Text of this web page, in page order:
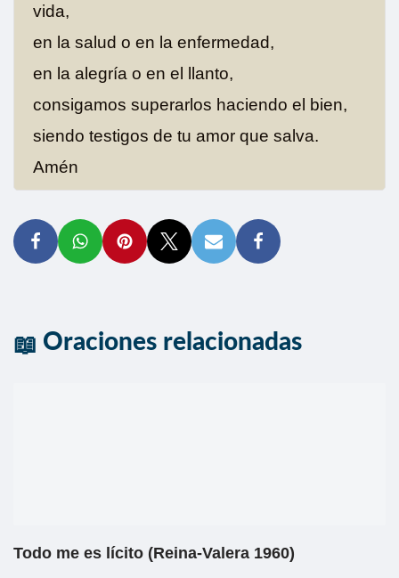
vida,
en la salud o en la enfermedad,
en la alegría o en el llanto,
consigamos superarlos haciendo el bien,
siendo testigos de tu amor que salva.
Amén
Oraciones relacionadas
Todo me es lícito (Reina-Valera 1960)